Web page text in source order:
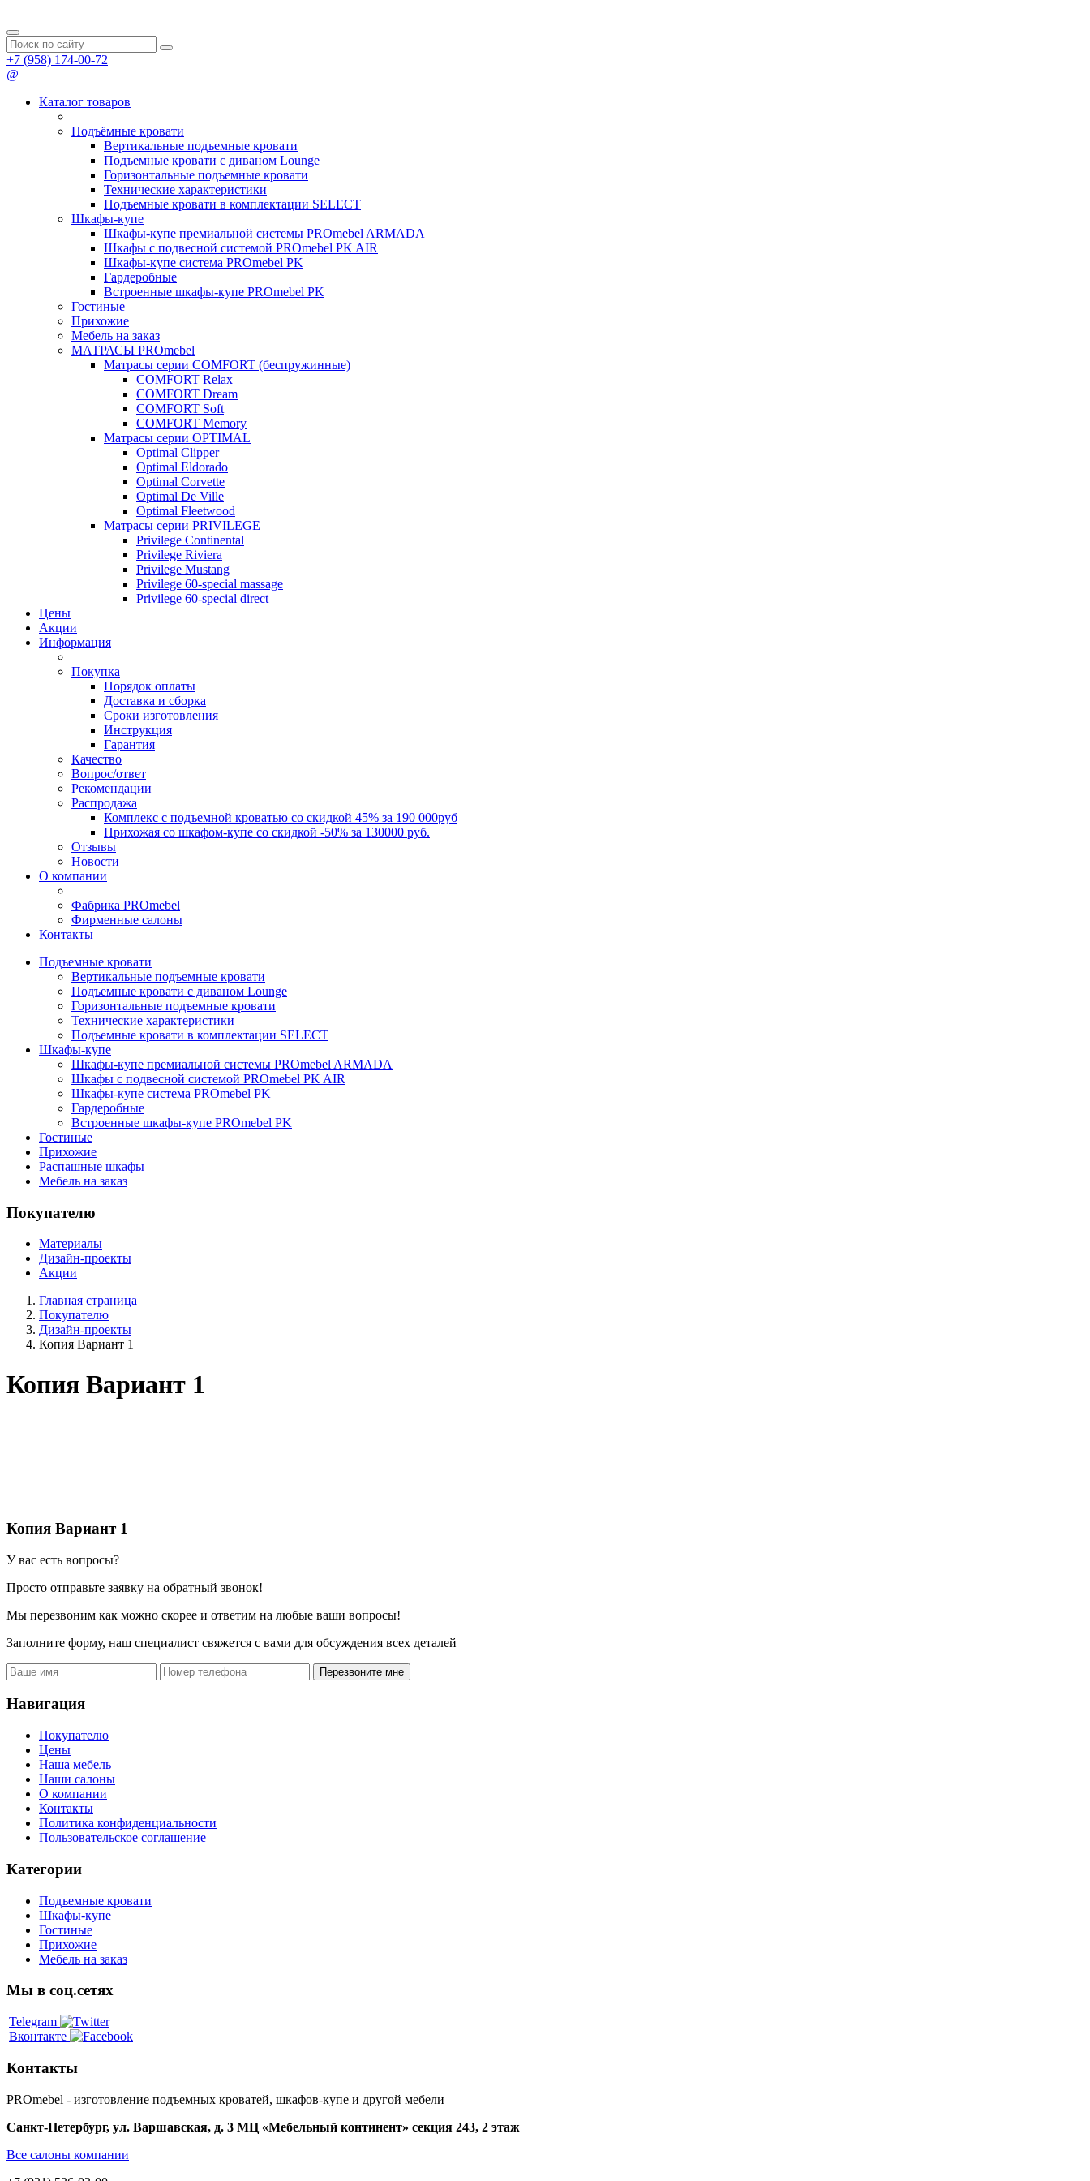
+7 (958) 174-00-72
@
Каталог товаров
Подъёмные кровати
Вертикальные подъемные кровати
Подъемные кровати с диваном Lounge
Горизонтальные подъемные кровати
Технические характеристики
Подъемные кровати в комплектации SELECT
Шкафы-купе
Шкафы-купе премиальной системы PROmebel ARMADA
Шкафы с подвесной системой PROmebel PK AIR
Шкафы-купе система PROmebel PK
Гардеробные
Встроенные шкафы-купе PROmebel PK
Гостиные
Прихожие
Мебель на заказ
МАТРАСЫ PROmebel
Матрасы серии COMFORT (беспружинные)
COMFORT Relax
COMFORT Dream
COMFORT Soft
COMFORT Memory
Матрасы серии OPTIMAL
Optimal Clipper
Optimal Eldorado
Optimal Corvette
Optimal De Ville
Optimal Fleetwood
Матрасы серии PRIVILEGE
Privilege Continental
Privilege Riviera
Privilege Mustang
Privilege 60-special massage
Privilege 60-special direct
Цены
Акции
Информация
Покупка
Порядок оплаты
Доставка и сборка
Сроки изготовления
Инструкция
Гарантия
Качество
Вопрос/ответ
Рекомендации
Распродажа
Комплекс с подъемной кроватью со скидкой 45% за 190 000руб
Прихожая со шкафом-купе со скидкой -50% за 130000 руб.
Отзывы
Новости
О компании
Фабрика PROmebel
Фирменные салоны
Контакты
Подъемные кровати
Вертикальные подъемные кровати
Подъемные кровати с диваном Lounge
Горизонтальные подъемные кровати
Технические характеристики
Подъемные кровати в комплектации SELECT
Шкафы-купе
Шкафы-купе премиальной системы PROmebel ARMADA
Шкафы с подвесной системой PROmebel PK AIR
Шкафы-купе система PROmebel PK
Гардеробные
Встроенные шкафы-купе PROmebel PK
Гостиные
Прихожие
Распашные шкафы
Мебель на заказ
Покупателю
Материалы
Дизайн-проекты
Акции
Главная страница
Покупателю
Дизайн-проекты
Копия Вариант 1
Копия Вариант 1
Копия Вариант 1
У вас есть вопросы?
Просто отправьте заявку на обратный звонок!
Мы перезвоним как можно скорее и ответим на любые ваши вопросы!
Заполните форму, наш специалист свяжется с вами для обсуждения всех деталей
Перезвоните мне
Навигация
Покупателю
Цены
Наша мебель
Наши салоны
О компании
Контакты
Политика конфиденциальности
Пользовательское соглашение
Категории
Подъемные кровати
Шкафы-купе
Гостиные
Прихожие
Мебель на заказ
Мы в соц.сетях
Telegram
Вконтакте
Контакты
PROmebel - изготовление подъемных кроватей, шкафов-купе и другой мебели
Санкт-Петербург, ул. Варшавская, д. 3 МЦ «Мебельный континент» секция 243, 2 этаж
Все салоны компании